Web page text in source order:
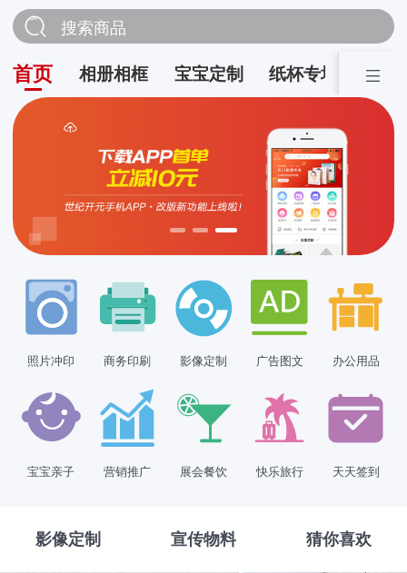
搜索商品
首页 相册相框 宝宝定制 纸杯专场 营销
照片冲印 商务印刷 影像定制 广告图文 办公用品
宝宝亲子 营销推广 展会餐饮 快乐旅行 天天签到
影像定制 宣传物料 猜你喜欢